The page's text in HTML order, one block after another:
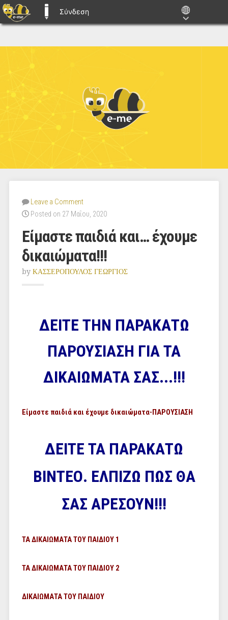
E-ME BLOGS
Σύνδεση
Leave a Comment
Posted on 27 Μαΐου, 2020
Είμαστε παιδιά και… έχουμε
δικαιώματα!!!
by ΚΑΣΣΕΡΟΠΟΥΛΟΣ ΓΕΩΡΓΙΟΣ
ΔΕΙΤΕ ΤΗΝ ΠΑΡΑΚΑΤΩ
ΠΑΡΟΥΣΙΑΣΗ ΓΙΑ ΤΑ
ΔΙΚΑΙΩΜΑΤΑ ΣΑΣ...!!!
Είμαστε παιδιά και έχουμε δικαιώματα-ΠΑΡΟΥΣΙΑΣΗ
ΔΕΙΤΕ ΤΑ ΠΑΡΑΚΑΤΩ
ΒΙΝΤΕΟ. ΕΛΠΙΖΩ ΠΩΣ ΘΑ
ΣΑΣ ΑΡΕΣΟΥΝ!!!
ΤΑ ΔΙΚΑΙΩΜΑΤΑ ΤΟΥ ΠΑΙΔΙΟΥ 1
ΤΑ ΔΙΚΑΙΩΜΑΤΑ ΤΟΥ ΠΑΙΔΙΟΥ 2
ΔΙΚΑΙΩΜΑΤΑ ΤΟΥ ΠΑΙΔΙΟΥ